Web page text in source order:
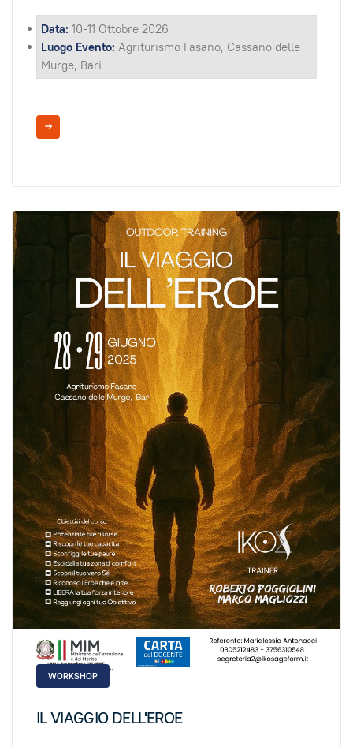
Data: 10-11 Ottobre 2026
Luogo Evento: Agriturismo Fasano, Cassano delle
Murge, Bari
WORKSHOP
IL VIAGGIO DELL'EROE